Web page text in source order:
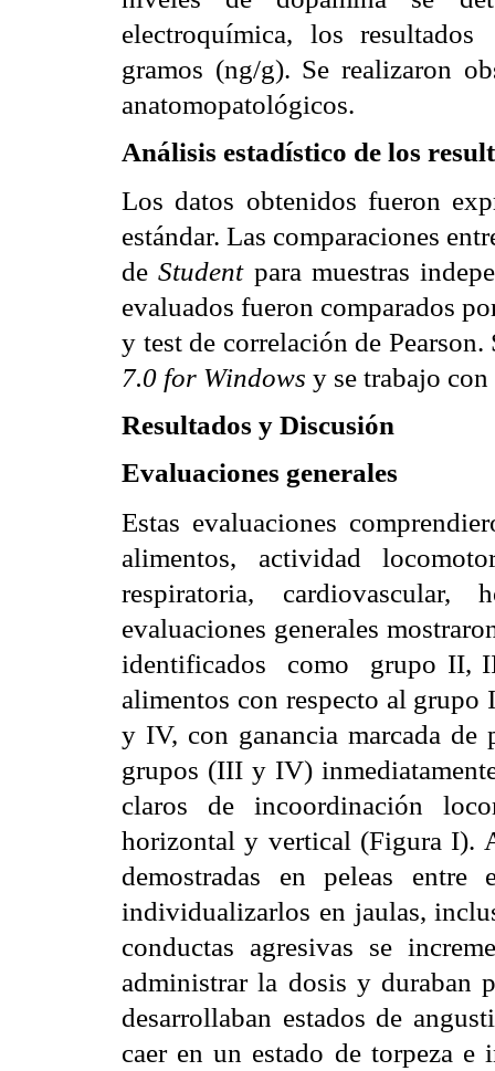
electroquímica, los resultados
gramos (ng/g). Se realizaron
anatomopatológicos.
Análisis estadístico de los
Los datos obtenidos fueron
estándar. Las comparaciones
deStudent para muestras
evaluados fueron comparados
y test de correlación de
7.0 for Windows y se trabajo
Resultados y Discusión
Evaluaciones generales
Estas evaluaciones
alimentos, actividad
respiratoria,
evaluaciones generales
identificados como grupo II,
alimentos con respecto al
y IV, con ganancia marcada
grupos (III y IV)
claros de incoordinación
horizontal y vertical (Figura I).
demostradas en peleas
individualizarlos en jaulas,
conductas agresivas se
administrar la dosis y duraban
desarrollaban estados de
caer en un estado de torpeza